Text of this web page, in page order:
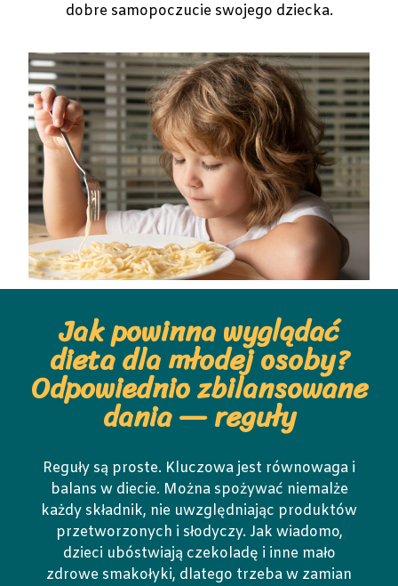
dobre samopoczucie swojego dziecka.
Jak powinna wyglądać
dieta dla młodej osoby?
Odpowiednio zbilansowane
dania — reguły
Reguły są proste. Kluczowa jest równowaga i
balans w diecie. Można spożywać niemalże
każdy składnik, nie uwzględniając produktów
przetworzonych i słodyczy. Jak wiadomo,
dzieci ubóstwiają czekoladę i inne mało
zdrowe smakołyki, dlatego trzeba w zamian